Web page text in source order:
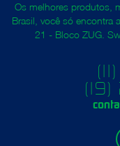
Os melhores produtos,
Brasil, você só encontra
21 - Bloco ZUG.